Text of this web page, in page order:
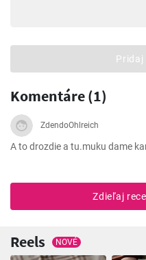
Pridaj
Komentáre (1)
ZdendoOhlreich
A to drozdie a tu.muku dame
Zdieľaj
Reels NOVÉ